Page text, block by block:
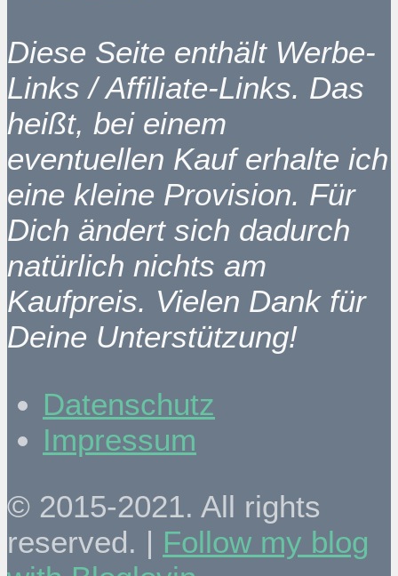
Diese Seite enthält Werbe-
Links / Affiliate-Links. Das
heißt, bei einem
eventuellen Kauf erhalte ich
eine kleine Provision. Für
Dich ändert sich dadurch
natürlich nichts am
Kaufpreis. Vielen Dank für
Deine Unterstützung!
Datenschutz
Impressum
© 2015-2021. All rights
reserved. | Follow my blog